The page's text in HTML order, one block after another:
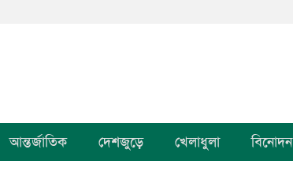
আন্তর্জাতিক দেশজুড়ে খেলাধুলা বিনোদন